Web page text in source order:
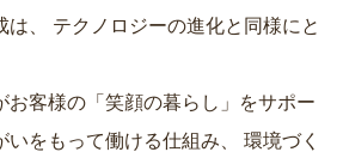
、
お客様の「笑顔の暮らし」をサポー
いをもって働ける仕組み、